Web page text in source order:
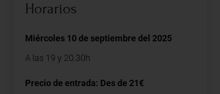
Horarios
Miércoles 10 de septiembre del 2025
A las 19 y 20.30h
Precio de entrada: Des de 21€